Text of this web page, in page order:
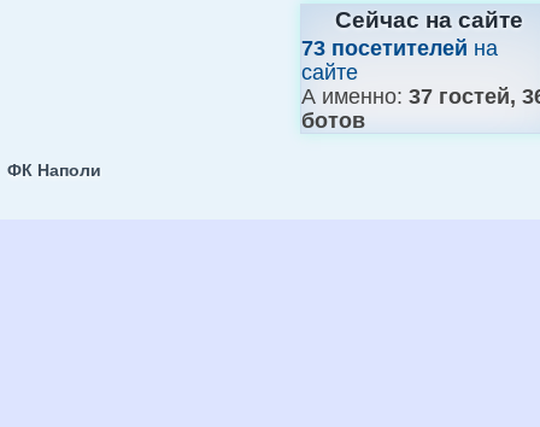
Сейчас на сайте
73 посетителей на
сайте
А именно: 37 гостей,
ботов
ФК Наполи